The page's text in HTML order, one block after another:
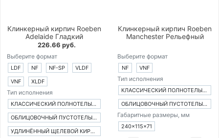
Клинкерный кирпич Roeben
Adelaide Гладкий
226.66 руб.
Выберите формат
LDF NF NF-SP
VLDF
VNF
XLDF
Тип исполнения
КЛАССИЧЕСКИЙ ПОЛНОТЕЛЫЙ КИРПИЧ
ОБЛИЦОВОЧНЫЙ ПУСТОТЕЛЫЙ КИРПИЧ
УДЛИНЁННЫЙ ЩЕЛЕВОЙ КИРПИЧ
Клинкерный кирпич Roeben
Manchester Рельефный
Выберите формат
NF VNF
Тип исполнения
КЛАССИЧЕСКИЙ ПОЛНОТЕЛЫЙ КИРПИЧ
ОБЛИЦОВОЧНЫЙ ПУСТОТЕЛЫЙ КИРПИЧ
Габаритные размеры, мм
240×115×71